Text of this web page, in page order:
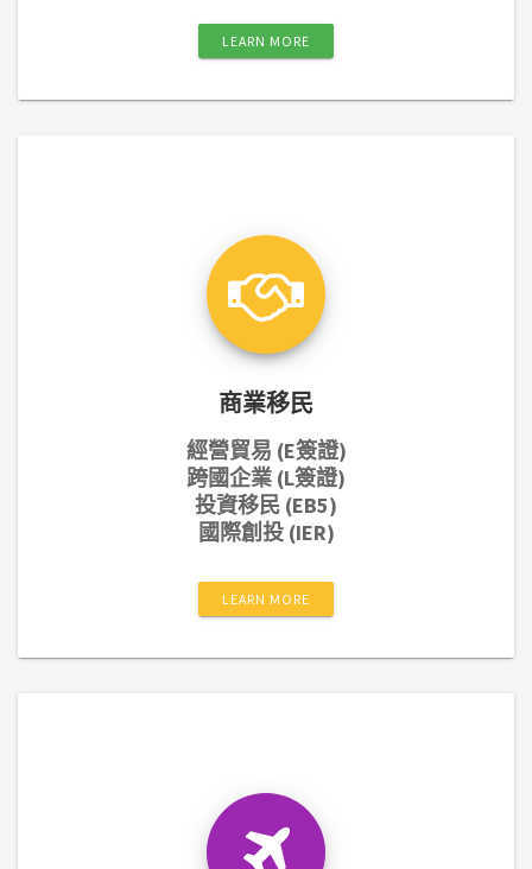
LEARN MORE
商業移民
經營貿易 (E簽證)
跨國企業 (L簽證)
投資移民 (EB5)
國際創投 (IER)
LEARN MORE